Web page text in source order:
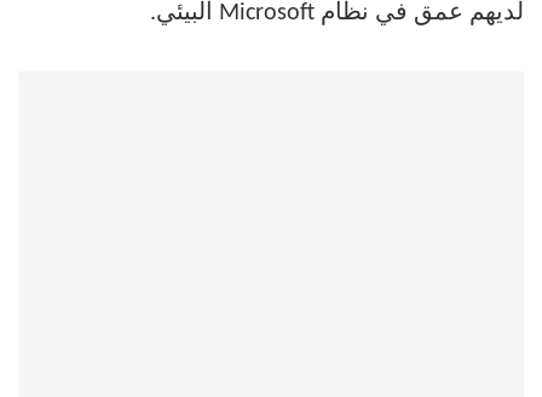
لديهم عمق في نظام Microsoft البيئي.